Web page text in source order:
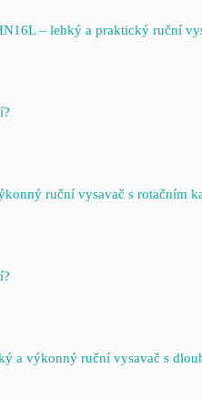
– lehký a praktický ruční
ruční vysavač s rotačním
a výkonný ruční vysavač s